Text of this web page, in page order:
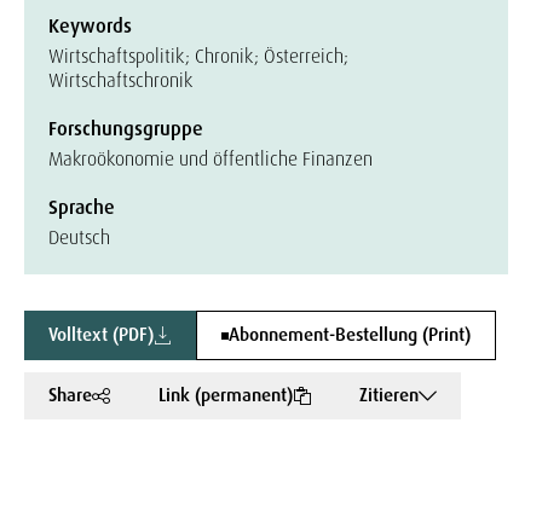
Keywords
Wirtschaftspolitik; Chronik; Österreich;
Wirtschaftschronik
Forschungsgruppe
Makroökonomie und öffentliche Finanzen
Sprache
Deutsch
Volltext (PDF) Abonnement-Bestellung (Print)
Share Link (permanent) Zitieren